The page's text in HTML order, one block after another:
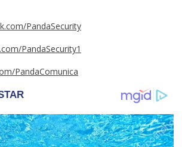
PandaSecurity
PandaSecurity1
PandaComunica